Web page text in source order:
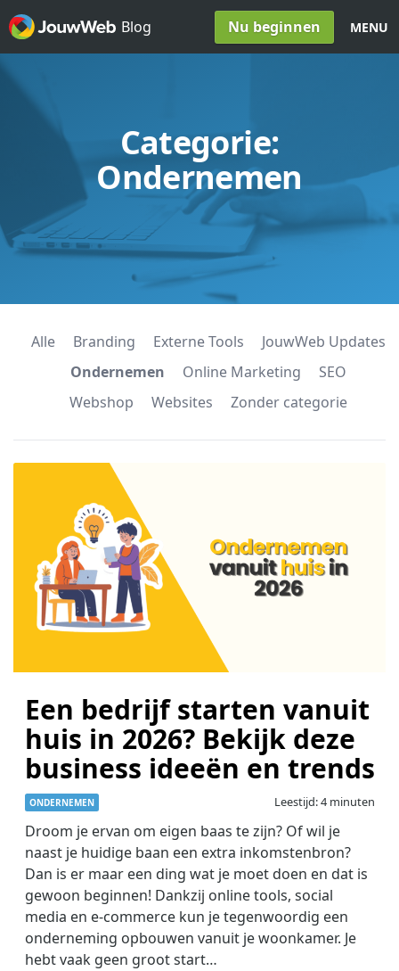
Spring naar inhoud
Blog
Nu beginnen MENU
Categorie:
Ondernemen
Alle Branding Externe Tools
JouwWeb Updates
Ondernemen
Online Marketing
SEO
Webshop
Websites Zonder categorie
Een bedrijf starten vanuit
huis in 2026? Bekijk deze
business ideeën en trends
ONDERNEMEN Leestijd: 4 minuten
Droom je ervan om eigen baas te zijn? Of wil je
naast je huidige baan een extra inkomstenbron?
Dan is er maar een ding wat je moet doen en dat is
gewoon beginnen! Dankzij online tools, social
media en e-commerce kun je tegenwoordig een
onderneming opbouwen vanuit je woonkamer. Je
hebt vaak geen groot start…